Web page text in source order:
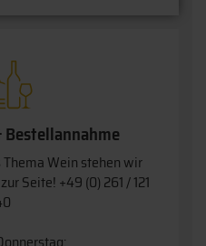
Wein stehen wir
Seite! +49 (0) 261 / 121